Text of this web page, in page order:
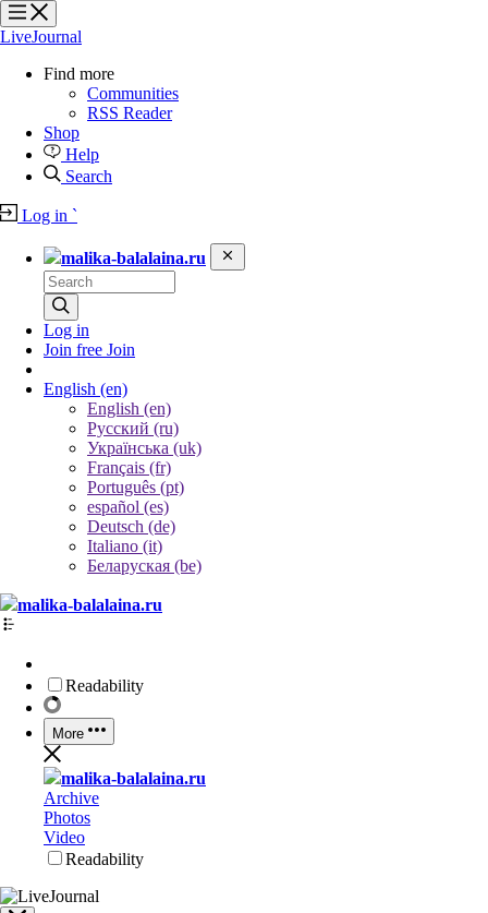
?
?
?
?
LiveJournal
Find more
Communities
RSS Reader
Shop
Help
Search
Log in `
malika-balalaina.ru
Log in
Join free Join
English (en)
English (en)
Русский (ru)
Українська (uk)
Français (fr)
Português (pt)
español (es)
Deutsch (de)
Italiano (it)
Беларуская (be)
malika-balalaina.ru
Readability
More
malika-balalaina.ru
Archive
Photos
Video
Readability